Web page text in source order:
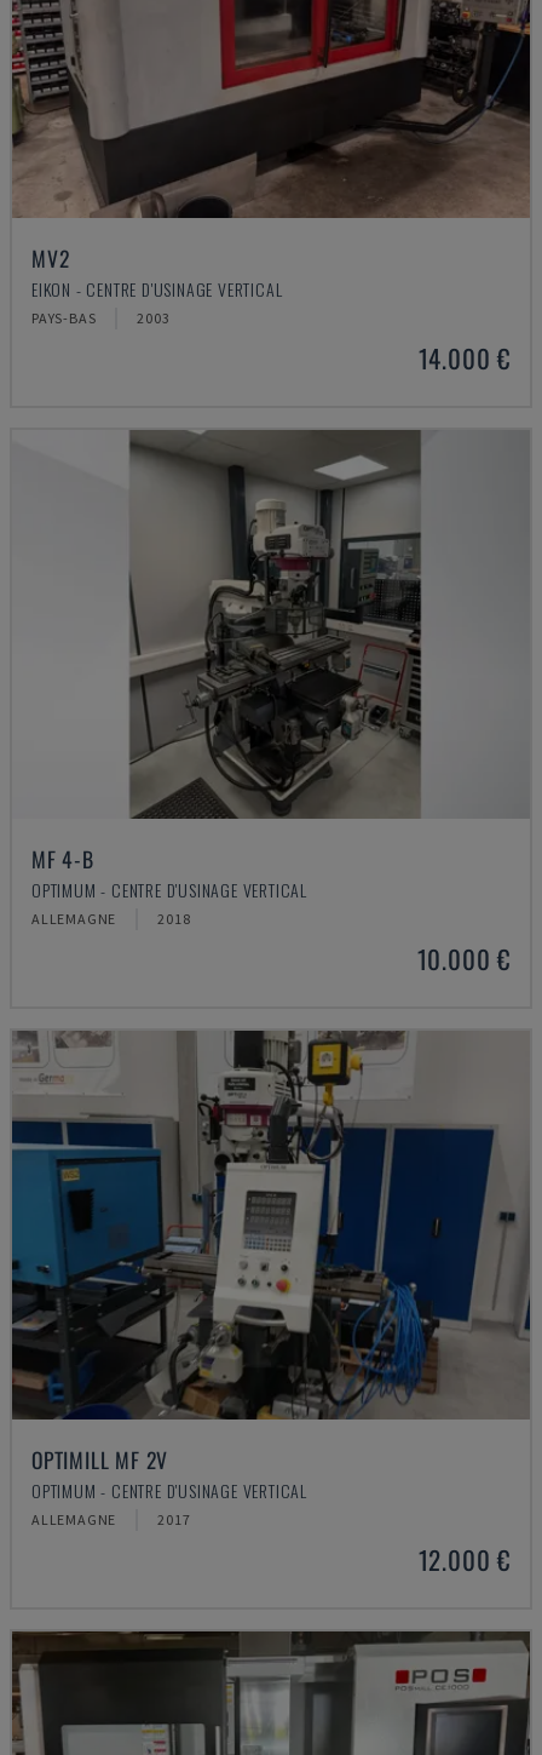
MV2
EIKON - CENTRE D'USINAGE VERTICAL
PAYS-BAS 2003
14.000 €
MF 4-B
OPTIMUM - CENTRE D'USINAGE VERTICAL
ALLEMAGNE 2018
10.000 €
OPTIMILL MF 2V
OPTIMUM - CENTRE D'USINAGE VERTICAL
ALLEMAGNE 2017
12.000 €